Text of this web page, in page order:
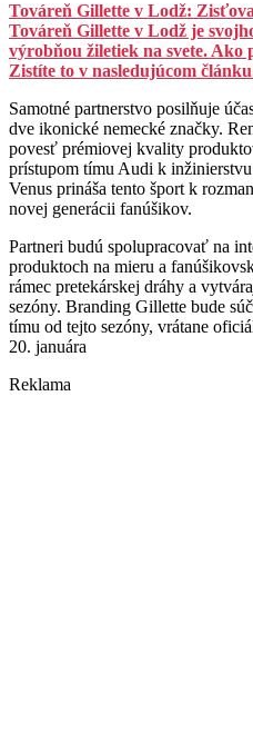
Továreň Gillette v Lodž:
Továreň Gillette v Lodž je
výrobňou žiletiek na svete. Ako
Zistíte to v nasledujúcom
Samotné partnerstvo posilňuje
dve ikonické nemecké značky.
povesť prémiovej kvality
prístupom tímu Audi k
Venus prináša tento šport k
novej generácii fanúšikov.
Partneri budú spolupracovať na
produktoch na mieru a
rámec pretekárskej dráhy a
sezóny. Branding Gillette bude
tímu od tejto sezóny, vrátane
20. januára
Reklama